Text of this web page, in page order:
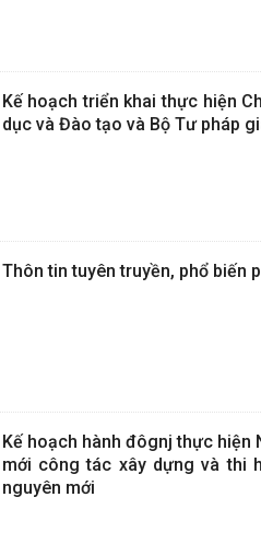
Kế hoạch triển khai thực hiện
dục và Đào tạo và Bộ Tư pháp
Thôn tin tuyên truyền, phổ biến
Kế hoạch hành đôgnj thực hiện
mới công tác xây dựng và thi
nguyên mới